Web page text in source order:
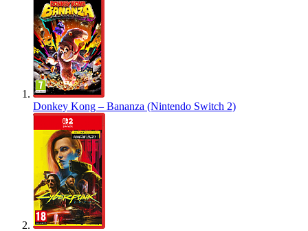
Donkey Kong – Bananza (Nintendo Switch 2)